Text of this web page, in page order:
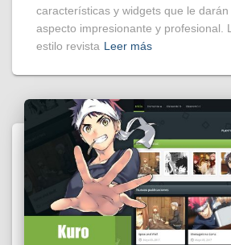
características y widgets que le
aspecto impresionante y profesional.
estilo revista Leer más